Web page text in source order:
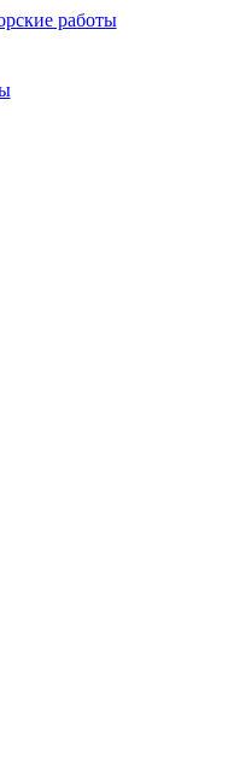
работы